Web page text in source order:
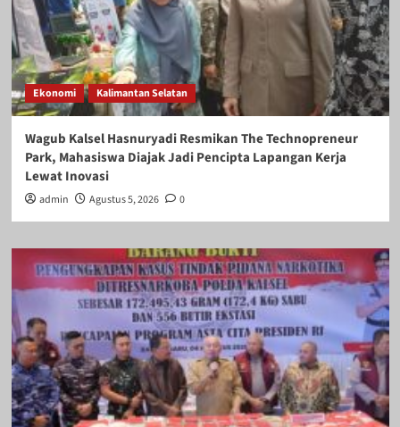
Ekonomi Kalimantan Selatan
Wagub Kalsel Hasnuryadi Resmikan The Technopreneur
Park, Mahasiswa Diajak Jadi Pencipta Lapangan Kerja
Lewat Inovasi
admin Agustus 5, 2026 0